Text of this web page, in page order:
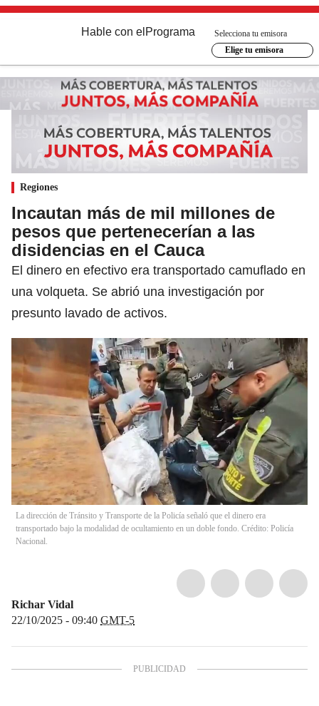
Hable con el Programa
Selecciona tu emisora
Elige tu emisora
Regiones
Incautan más de mil millones de
pesos que pertenecerían a las
disidencias en el Cauca
El dinero en efectivo era transportado camuflado en
una volqueta. Se abrió una investigación por
presunto lavado de activos.
La dirección de Tránsito y Transporte de la Policía señaló que el dinero era
transportado bajo la modalidad de ocultamiento en un doble fondo. Crédito: Policía
Nacional.
Richar Vidal
22/10/2025 - 09:40 GMT-5